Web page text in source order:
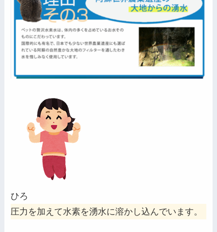
ひろ
圧力を加えて水素を湧水に溶かし込んでいます。